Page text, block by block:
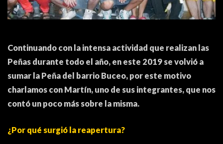
3ERA DIVISIÓN
PARTIDOS
CONTENIDOS
COLUMNAS
ELECCIONES
ATLETISMO
FÚTBOL PLAYA
MÁS DE PYD
HISTORIA
FORO
Continuando con la intensa actividad que realizan las
Peñas durante todo el año, en este 2019 se volvió a
sumar la Peña del barrio Buceo, por este motivo
charlamos con Martín, uno de sus integrantes, que nos
contó un poco más sobre la misma.
¿Por qué surgió la reapertura?